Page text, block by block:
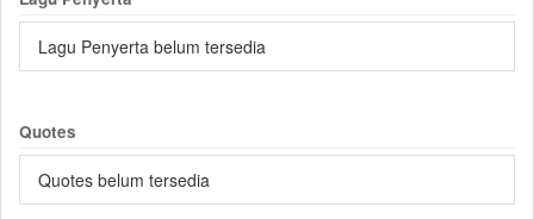
Lagu Penyerta belum tersedia
Quotes
Quotes belum tersedia